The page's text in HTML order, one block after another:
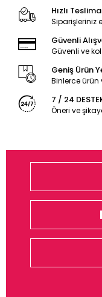
Hızlı
Siparişleriniz
Güvenli
Güvenli ve
Geniş Ürün
Binlerce
7 / 24
Öneri ve